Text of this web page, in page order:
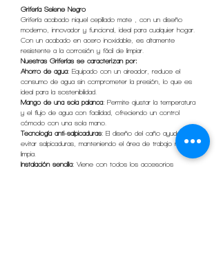
Grifería Selene Negro
Grifería acabado niquel cepillado mate , con un diseño
moderno, innovador y funcional, ideal para cualquier hogar.
Con un acabado en acero inoxidable, es altamente
resistente a la corrosión y fácil de limpiar.
Nuestras Griferías se caracterizan por:
Ahorro de agua: Equipado con un aireador, reduce el
consumo de agua sin comprometer la presión, lo que es
ideal para la sostenibilidad.
Mango de una sola palanca: Permite ajustar la temperatura
y el flujo de agua con facilidad, ofreciendo un control
cómodo con una sola mano.
Tecnología anti-salpicaduras: El diseño del caño ayuda a
evitar salpicaduras, manteniendo el área de trabajo más
limpia.
Instalación sencilla: Viene con todos los accesorios